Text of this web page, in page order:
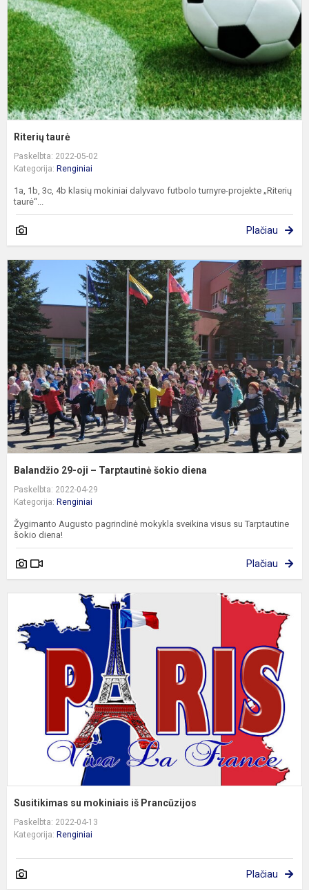
Riterių taurė
Paskelbta: 2022-05-02
Kategorija: Renginiai
1a, 1b, 3c, 4b klasių mokiniai dalyvavo futbolo turnyre-projekte „Riterių
taurė“...
Plačiau
Balandžio 29-oji – Tarptautinė šokio diena
Paskelbta: 2022-04-29
Kategorija: Renginiai
Žygimanto Augusto pagrindinė mokykla sveikina visus su Tarptautine
šokio diena!
Plačiau
Susitikimas su mokiniais iš Prancūzijos
Paskelbta: 2022-04-13
Kategorija: Renginiai
Plačiau